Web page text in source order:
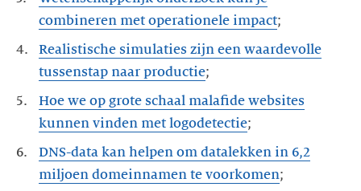
combineren met operationele impact
Realistische simulaties zijn een waardevolle
tussenstap naar productie
Hoe we op grote schaal malafide websites
kunnen vinden met logodetectie
DNS-data kan helpen om datalekken in 6,2
miljoen domeinnamen te voorkomen